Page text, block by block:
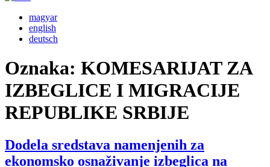
magyar
english
deutsch
Oznaka: KOMESARIJAT ZA
IZBEGLICE I MIGRACIJE
REPUBLIKE SRBIJE
Dodela sredstava namenjenih za
ekonomsko osnaživanje izbeglica na